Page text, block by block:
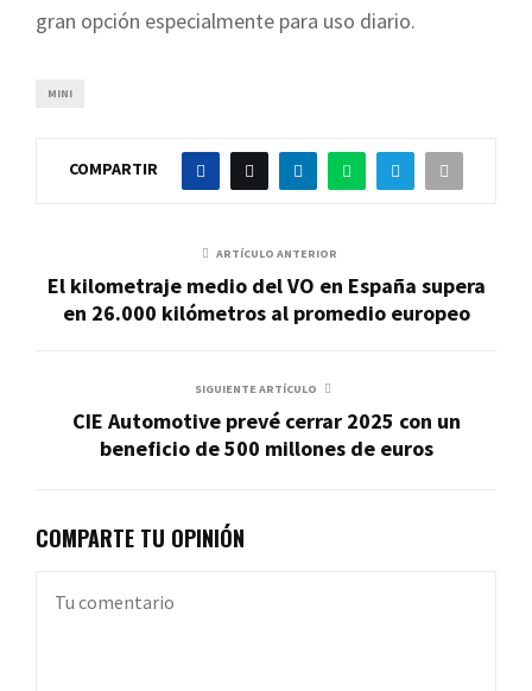
gran opción especialmente para uso diario.
MINI
COMPARTIR
ARTÍCULO ANTERIOR
El kilometraje medio del VO en España supera
en 26.000 kilómetros al promedio europeo
SIGUIENTE ARTÍCULO
CIE Automotive prevé cerrar 2025 con un
beneficio de 500 millones de euros
COMPARTE TU OPINIÓN